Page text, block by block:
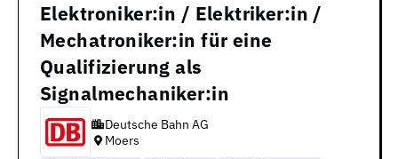
Elektroniker:in / Elektriker:in /
Mechatroniker:in für eine
Qualifizierung als
Signalmechaniker:in
Deutsche Bahn AG
Moers